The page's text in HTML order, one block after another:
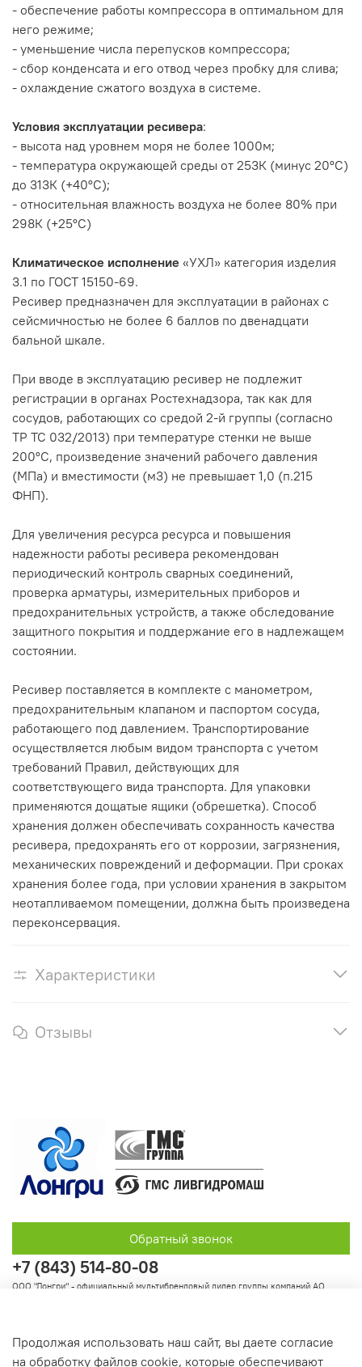
- обеспечение работы компрессора в оптимальном для
него режиме;
- уменьшение числа перепусков компрессора;
- сбор конденсата и его отвод через пробку для слива;
- охлаждение сжатого воздуха в системе.
Условия эксплуатации ресивера:
- высота над уровнем моря не более 1000м;
- температура окружающей среды от 253К (минус 20°С)
до 313К (+40°С);
- относительная влажность воздуха не более 80% при
298К (+25°С)
Климатическое исполнение «УХЛ» категория изделия
3.1 по ГОСТ 15150-69.
Ресивер предназначен для эксплуатации в районах с
сейсмичностью не более 6 баллов по двенадцати
бальной шкале.
При вводе в эксплуатацию ресивер не подлежит
регистрации в органах Ростехнадзора, так как для
сосудов, работающих со средой 2-й группы (согласно
ТР ТС 032/2013) при температуре стенки не выше
200°С, произведение значений рабочего давления
(МПа) и вместимости (м3) не превышает 1,0 (п.215
ФНП).
Для увеличения ресурса ресурса и повышения
надежности работы ресивера рекомендован
периодический контроль сварных соединений,
проверка арматуры, измерительных приборов и
предохранительных устройств, а также обследование
защитного покрытия и поддержание его в надлежащем
состоянии.
Ресивер поставляется в комплекте с манометром,
предохранительным клапаном и паспортом сосуда,
работающего под давлением. Транспортирование
осуществляется любым видом транспорта с учетом
требований Правил, действующих для
соответствующего вида транспорта. Для упаковки
применяются дощатые ящики (обрешетка). Способ
хранения должен обеспечивать сохранность качества
ресивера, предохранять его от коррозии, загрязнения,
механических повреждений и деформации. При сроках
хранения более года, при условии хранения в закрытом
неотапливаемом помещении, должна быть произведена
переконсервация.
Характеристики
Отзывы
+7 (843) 514-80-08
ООО "Лонгри" - официальный мультибрендовый дилер группы компаний АО
Обратный звонок
Продолжая использовать наш сайт, вы даете согласие
на обработку файлов cookie, которые обеспечивают